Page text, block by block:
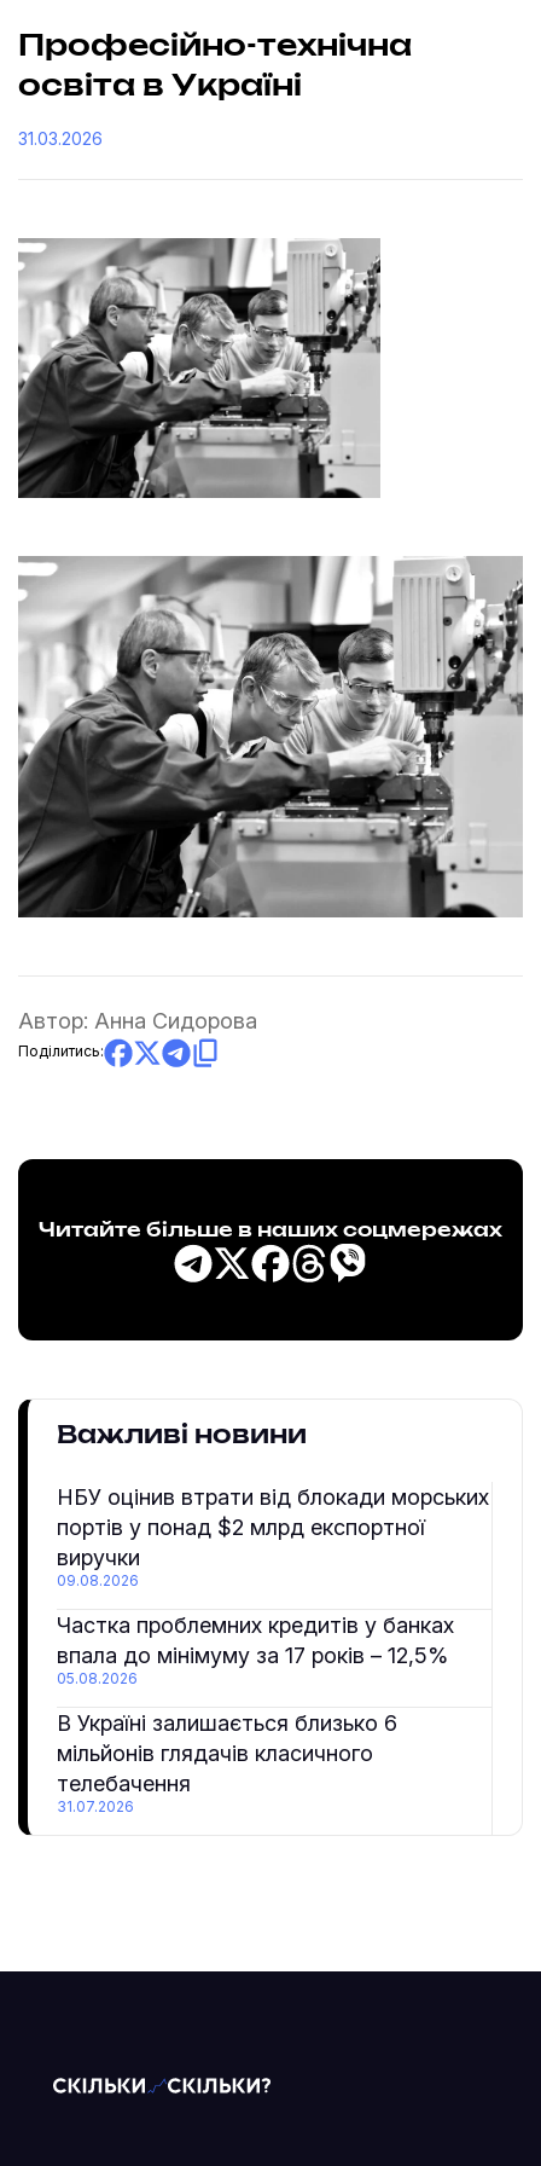
Професійно-технічна
освіта в Україні
31.03.2026
Автор: Анна Сидорова
Поділитись:
Читайте більше в наших соцмережах
Важливі новини
НБУ оцінив втрати від блокади морських
портів у понад $2 млрд експортної
виручки
09.08.2026
Частка проблемних кредитів у банках
впала до мінімуму за 17 років – 12,5%
05.08.2026
В Україні залишається близько 6
мільйонів глядачів класичного
телебачення
31.07.2026